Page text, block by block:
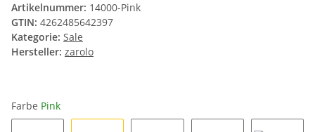
Artikelnummer: 14000-Pink
GTIN: 4262485642397
Kategorie: Sale
Hersteller: zarolo
Farbe Pink